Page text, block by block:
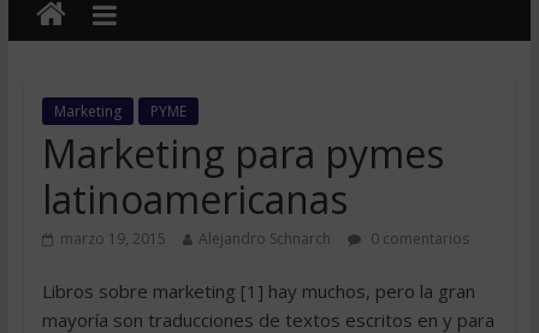
Marketing PYME
Marketing para pymes
latinoamericanas
marzo 19, 2015 Alejandro Schnarch 0 comentarios
Libros sobre marketing [1] hay muchos, pero la gran
mayoría son traducciones de textos escritos en y para